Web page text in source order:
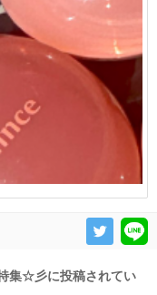
集☆彡に投稿されてい